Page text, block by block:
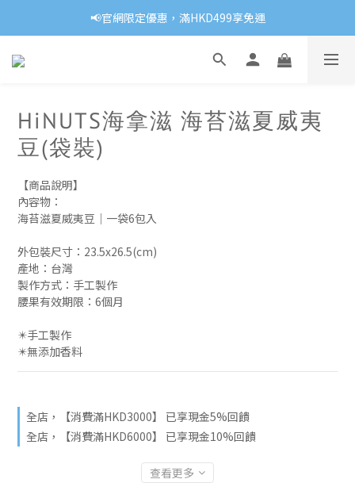
📢官網限定優惠，滿HKD499享免運
HiNUTS海拿滋 海苔滋夏威夷
豆(袋裝)
【商品說明】
內容物：
海苔滋夏威夷豆｜一袋6包入
外包裝尺寸：23.5x26.5(cm)
產地：台灣
製作方式：手工製作
腰果有效期限：6個月
✴️手工製作
✴️無添加香料
全店，【消費滿HKD3000】 已享現金5%回饋
全店，【消費滿HKD6000】 已享現金10%回饋
查看更多